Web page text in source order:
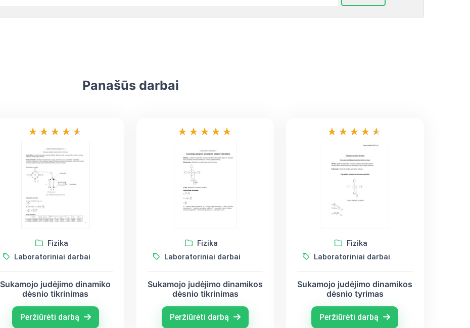
Panašūs darbai
Fizika
Laboratoriniai darbai
Sukamojo judėjimo dinamiko
dėsnio tikrinimas
Peržiūrėti darbą
Fizika
Laboratoriniai darbai
Sukamojo judėjimo dinamikos
dėsnio tikrinimas
Peržiūrėti darbą
Fizika
Laboratoriniai darbai
Sukamojo judėjimo dinamikos
dėsnio tyrimas
Peržiūrėti darbą